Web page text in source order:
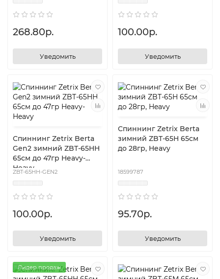
268.80р.
Уведомить
100.00р.
Уведомить
Спиннинг Zetrix Berta
Gen2 зимний ZBT-65HH
65см до 47гр Heavy-
Heavy
ZBT-65HH-GEN2
100.00р.
Уведомить
Спиннинг Zetrix Berta
зимний ZBT-65H 65см
до 28гр, Heavy
18599787
95.70р.
Уведомить
Лидер продаж